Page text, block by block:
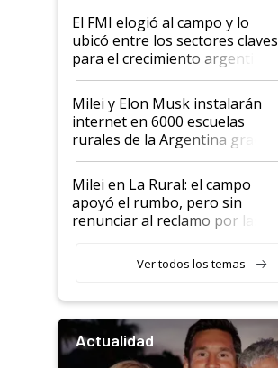
de Milei
El FMI elogió al campo y lo
ubicó entre los sectores claves
para el crecimiento argentino
Milei y Elon Musk instalarán
internet en 6000 escuelas
rurales de la Argentina gracias
a un acuerdo con Starlink
Milei en La Rural: el campo
apoyó el rumbo, pero sin
renunciar al reclamo por las
Ver todos los temas
Actualidad